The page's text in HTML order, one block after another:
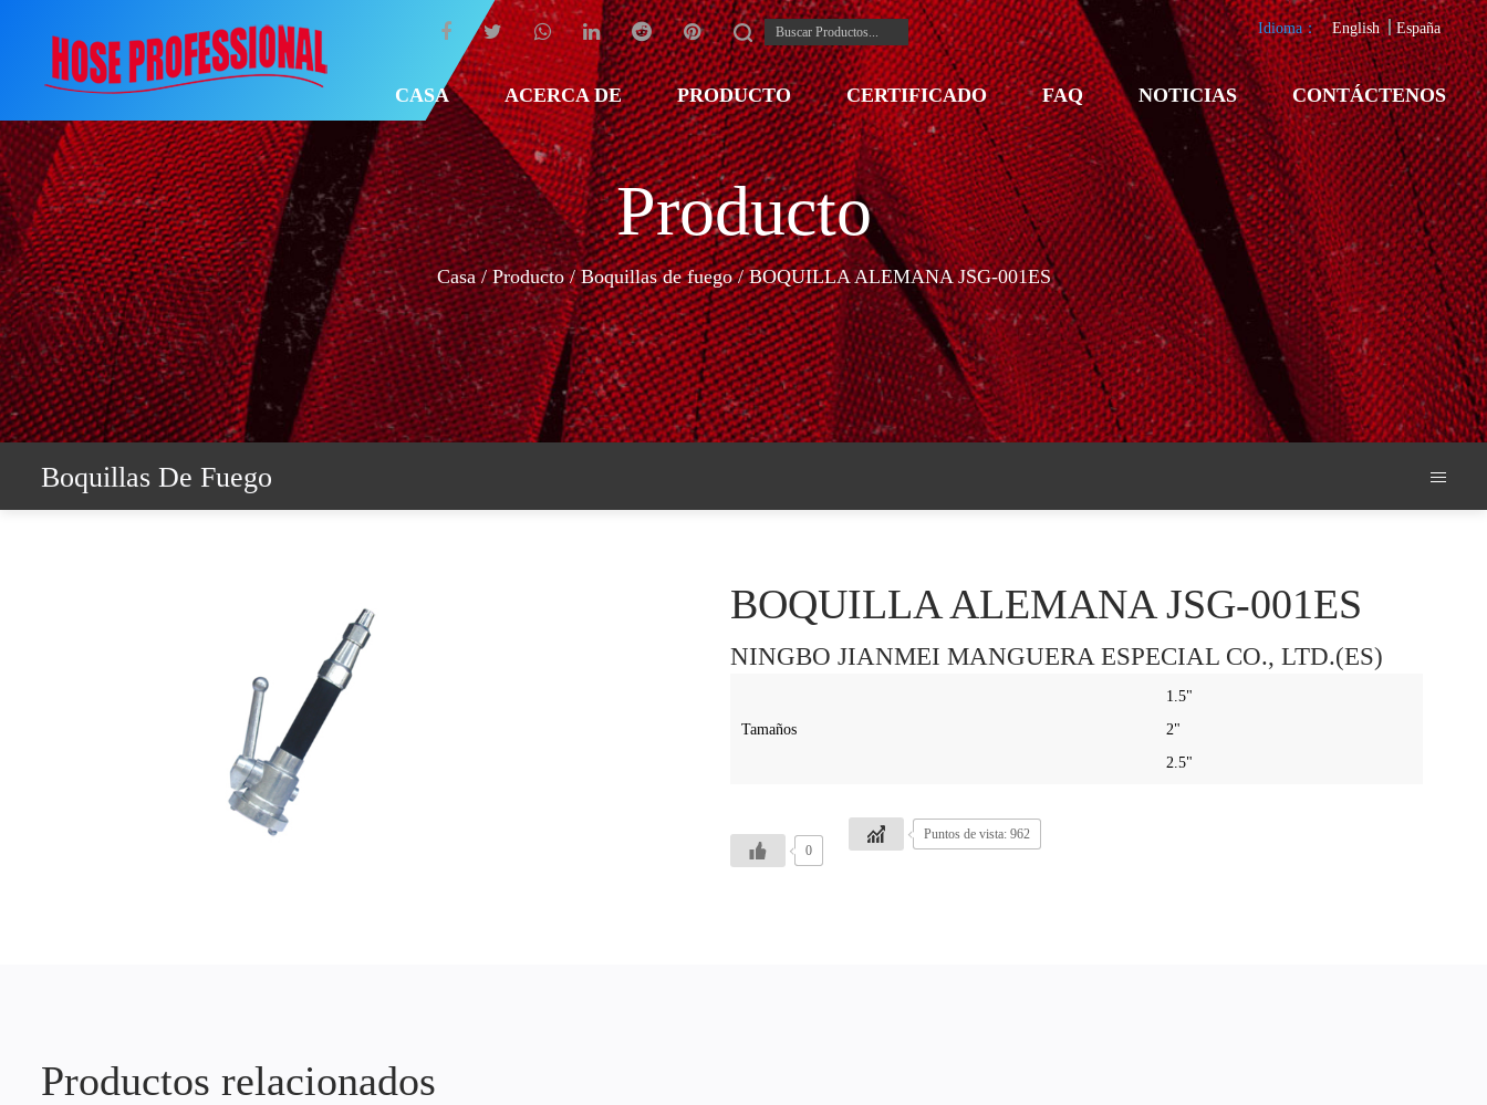
Idioma： English España
CASA ACERCA DE PRODUCTO CERTIFICADO FAQ NOTICIAS CONTÁCTENOS
Producto
Casa/Producto/Boquillas de fuego/BOQUILLA ALEMANA JSG-001ES
Boquillas De Fuego
BOQUILLA ALEMANA JSG-001ES
NINGBO JIANMEI MANGUERA ESPECIAL CO., LTD.(ES)
Tamaños
1.5"
2"
2.5"
0
Puntos de vista: 962
Productos relacionados